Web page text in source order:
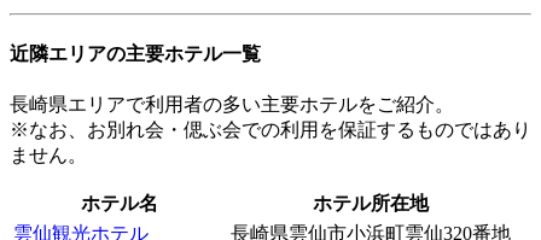
近隣エリアの主要ホテル一覧
長崎県エリアで利用者の多い主要ホテルをご紹介。
※なお、お別れ会・偲ぶ会での利用を保証するものではあり
ません。
ホテル名
ホテル所在地
雲仙観光ホテル
長崎県雲仙市小浜町雲仙320番地